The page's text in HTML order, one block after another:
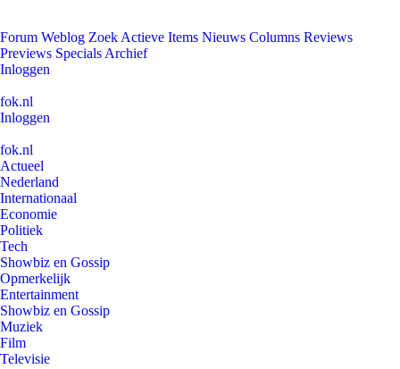
Forum Weblog Zoek Actieve Items Nieuws Columns Reviews
Previews Specials Archief
Inloggen
fok.nl
Inloggen
fok.nl
Actueel
Nederland
Internationaal
Economie
Politiek
Tech
Showbiz en Gossip
Opmerkelijk
Entertainment
Showbiz en Gossip
Muziek
Film
Televisie